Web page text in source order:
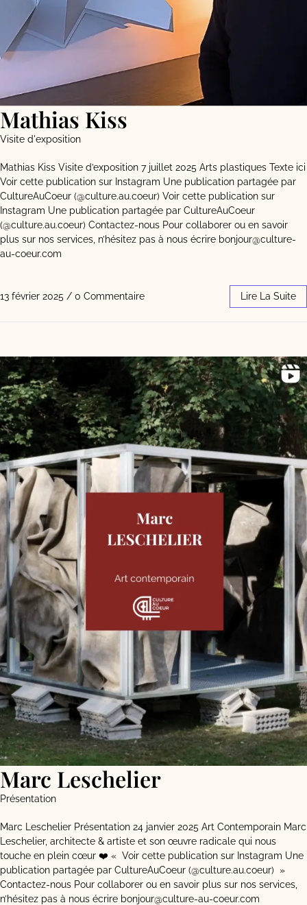
Mathias Kiss
Visite d'exposition
Mathias Kiss Visite d’exposition 7 juillet 2025 Arts plastiques Texte ici
Voir cette publication sur Instagram Une publication partagée par
CultureAuCoeur (@culture.au.coeur) Voir cette publication sur
Instagram Une publication partagée par CultureAuCoeur
(@culture.au.coeur) Contactez-nous Pour collaborer ou en savoir
plus sur nos services, n’hésitez pas à nous écrire bonjour@culture-
au-coeur.com
13 février 2025 / 0 Commentaire Lire La Suite
Marc Leschelier
Présentation
Marc Leschelier Présentation 24 janvier 2025 Art Contemporain Marc
Leschelier, architecte & artiste et son œuvre radicale qui nous
touche en plein cœur ❤️ « Voir cette publication sur Instagram Une
publication partagée par CultureAuCoeur (@culture.au.coeur) »
Contactez-nous Pour collaborer ou en savoir plus sur nos services,
n’hésitez pas à nous écrire bonjour@culture-au-coeur.com